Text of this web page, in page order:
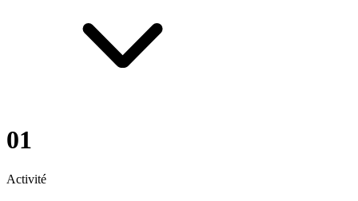
01
Activité